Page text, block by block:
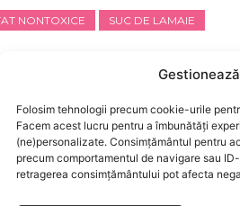
Folosim tehnologii precum cookie-urile
Facem acest lucru pentru a îmbunătăți
(ne)personalizate. Consimțământul pentru
precum comportamentul de navigare sau
retragerea consimțământului pot afecta
NONTOXICE SUC DE LAMAIE
cum e mai
Sfaturi
Evita